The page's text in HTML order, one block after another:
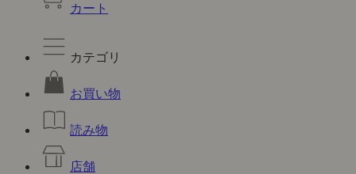
カート
カテゴリ
お買い物
読み物
店舗